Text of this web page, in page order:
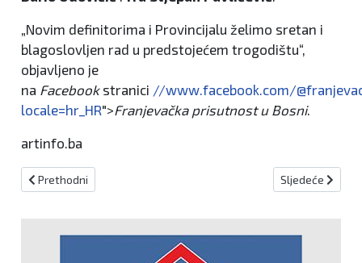
„Novim definitorima i Provincijalu želimo sretan i
blagoslovljen rad u predstojećem trogodištu“,
objavljeno je
na Facebookstranici //www.facebook.com/
locale=hr_HR">Franjevačka prisutnost u Bosni.
artinfo.ba
Prethodni članak: Turistička zajednica KSB na sajmu Arabian
Prethodni Sljedeći
Sljedeće